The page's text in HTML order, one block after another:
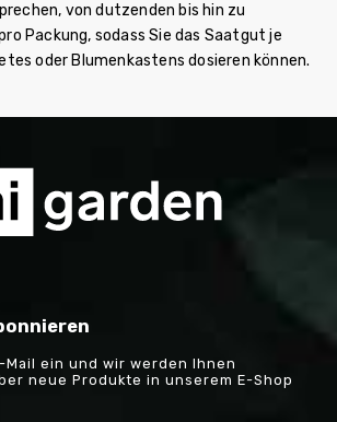
von dutzenden bis hin zu
Packung, sodass Sie das Saatgut je
oder Blumenkastens dosieren können.
Mail ein und wir werden Ihnen
neue Produkte in unserem E-Shop